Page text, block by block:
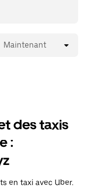
vous assurer de
Maintenant
des taxis
:
en taxi avec Uber.